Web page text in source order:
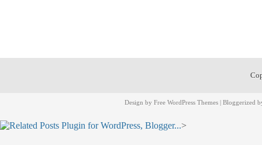
Design by Free WordPress Themes | Bloggerized
>